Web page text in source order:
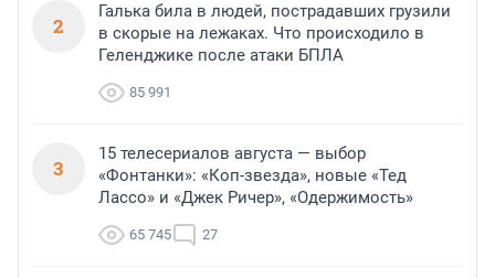
2
Галька била в людей, пострадавших грузили
в скорые на лежаках. Что происходило в
Геленджике после атаки БПЛА
85 991
3
15 телесериалов августа — выбор
«Фонтанки»: «Коп-звезда», новые «Тед
Лассо» и «Джек Ричер», «Одержимость»
65 745 27